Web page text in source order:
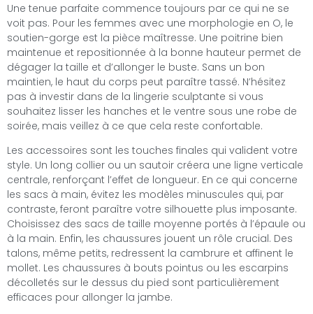
Une tenue parfaite commence toujours par ce qui ne se
voit pas. Pour les femmes avec une morphologie en O, le
soutien-gorge est la pièce maîtresse. Une poitrine bien
maintenue et repositionnée à la bonne hauteur permet de
dégager la taille et d’allonger le buste. Sans un bon
maintien, le haut du corps peut paraître tassé. N’hésitez
pas à investir dans de la lingerie sculptante si vous
souhaitez lisser les hanches et le ventre sous une robe de
soirée, mais veillez à ce que cela reste confortable.
Les accessoires sont les touches finales qui valident votre
style. Un long collier ou un sautoir créera une ligne verticale
centrale, renforçant l’effet de longueur. En ce qui concerne
les sacs à main, évitez les modèles minuscules qui, par
contraste, feront paraître votre silhouette plus imposante.
Choisissez des sacs de taille moyenne portés à l’épaule ou
à la main. Enfin, les chaussures jouent un rôle crucial. Des
talons, même petits, redressent la cambrure et affinent le
mollet. Les chaussures à bouts pointus ou les escarpins
décolletés sur le dessus du pied sont particulièrement
efficaces pour allonger la jambe.